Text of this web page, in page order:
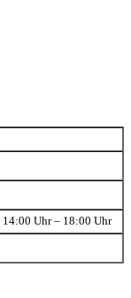
14:00 Uhr – 18:00 Uhr